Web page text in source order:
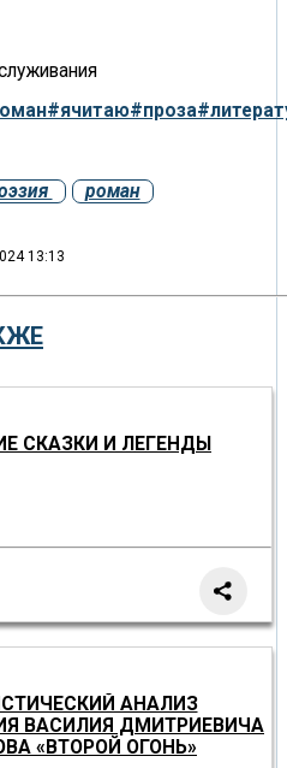
#ячитаю#проза
роман
13:13
СКАЗКИ И ЛЕГЕНДЫ
АНАЛИЗ
ВАСИЛИЯ ДМИТРИЕВИЧА
«ВТОРОЙ ОГОНЬ»